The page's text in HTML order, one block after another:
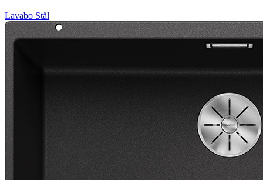
Lavabo Stål